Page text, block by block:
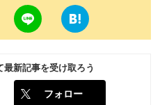
新記事を受け取ろう
フォロー